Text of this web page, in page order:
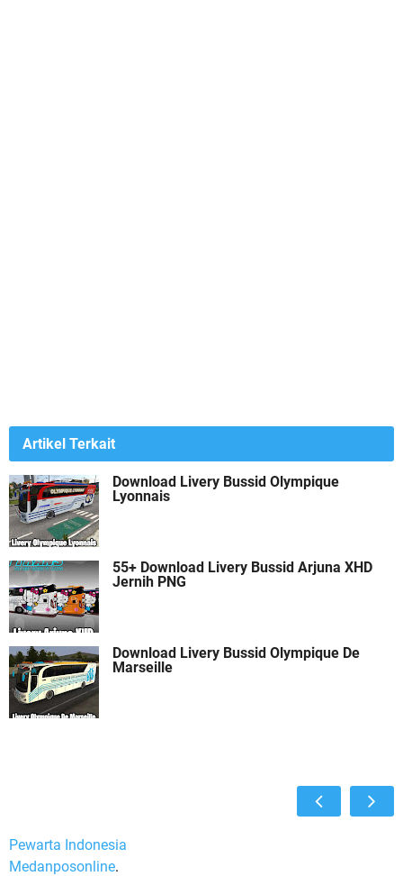
Artikel Terkait
Download Livery Bussid Olympique
Lyonnais
55+ Download Livery Bussid Arjuna XHD
Jernih PNG
Download Livery Bussid Olympique De
Marseille
Pewarta Indonesia
Medanposonline.